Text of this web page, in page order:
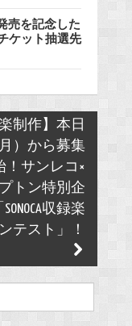
売を記念した
ケット抽選先
楽制作】本日
）から募集
！サンレコ×
トン特別企
収録楽
テスト」！